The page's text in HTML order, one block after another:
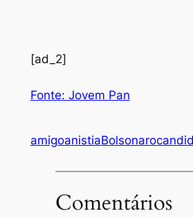
[ad_2]
Fonte: Jovem Pan
amigoanistiaBolsonaro
Comentários